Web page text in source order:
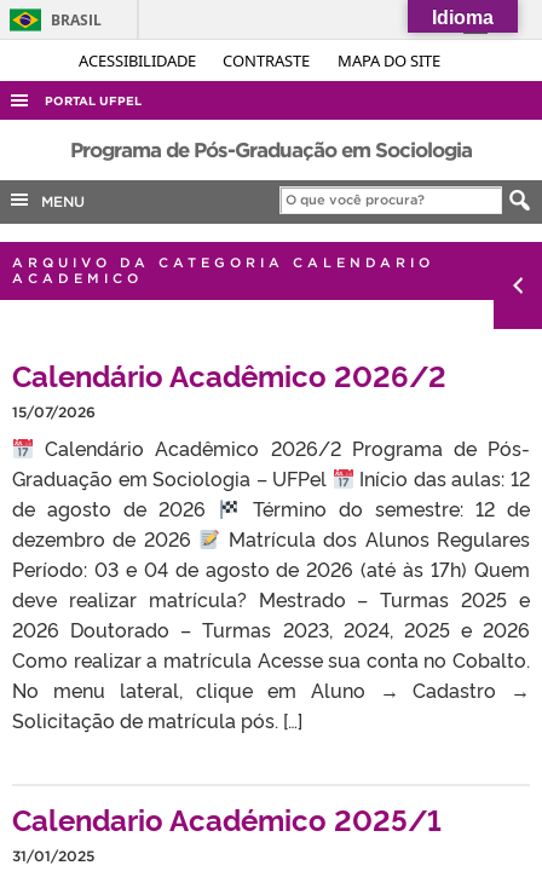
ACESSIBILIDADE CONTRASTE MAPA DO SITE
BRASIL
Simplifique!
Acesso à informação
Legislação
Canais
PORTAL UFPEL
ACESSO À INFORMAÇÃO
AUDITORIA
COBALTO
CONCURSOS
OUVIDORIA
TELEFONES
Programa de Pós-Graduação em Sociologia
MENU
ARQUIVO DA CATEGORIA CALENDARIO
ACADEMICO
Calendário Acadêmico 2026/2
15/07/2026
Calendário Acadêmico 2026/2 Programa de Pós-
Graduação em Sociologia – UFPel
Início das aulas: 12
de agosto de 2026
Término do semestre: 12 de
dezembro de 2026
Matrícula dos Alunos Regulares
Período: 03 e 04 de agosto de 2026 (até às 17h) Quem
deve realizar matrícula? Mestrado – Turmas 2025 e
2026 Doutorado – Turmas 2023, 2024, 2025 e 2026
Como realizar a matrícula Acesse sua conta no Cobalto.
No menu lateral, clique em Aluno → Cadastro →
Solicitação de matrícula pós. […]
Calendario Académico 2025/1
31/01/2025
Idioma